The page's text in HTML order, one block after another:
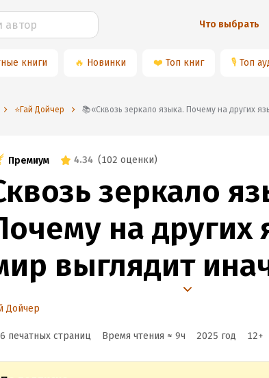
Что выбрать
книги 🔥 Новинки ❤️ Топ книг 🎙 Топ
⭐️Гай Дойчер 📚«Сквозь зеркало языка. Почему на других
Премиум 4.34 (102 оценки)
зеркало
на других
выглядит
Дойчер
печатных страниц Время чтения ≈ 9ч 2025 год 12+